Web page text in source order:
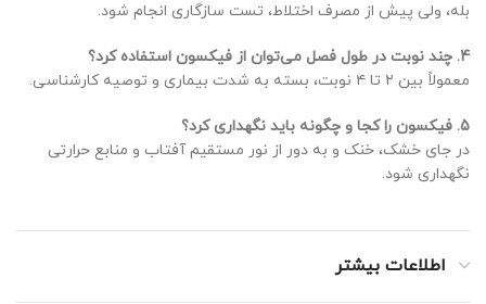
بله، ولی پیش از مصرف اختلاط، تست سازگاری انجام شود.
4. چند نوبت در طول فصل می‌توان از فیکسون استفاده کرد؟
معمولاً بین ۲ تا ۴ نوبت، بسته به شدت بیماری و توصیه کارشناسی.
5. فیکسون را کجا و چگونه باید نگهداری کرد؟
در جای خشک، خنک و به دور از نور مستقیم آفتاب و منابع حرارتی
نگهداری شود.
اطلاعات بیشتر